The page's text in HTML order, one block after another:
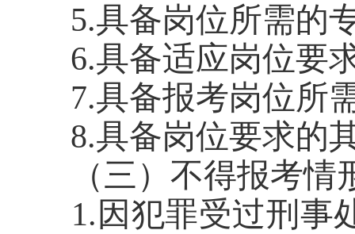
5.具备岗位所需的专
6.具备适应岗位要
7.具备报考岗位所需
8.具备岗位要求的
（三）不得报考情
1.因犯罪受过刑事处